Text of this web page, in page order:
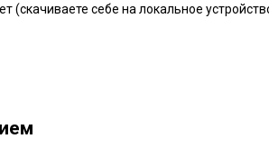
себе на локальное